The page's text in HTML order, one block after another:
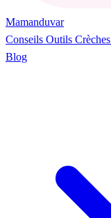
Mamanduvar
Conseils Outils Crèches
Blog